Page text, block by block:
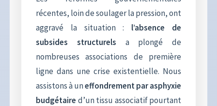
récentes, loin de soulager la pression, ont
aggravé la situation : l’absence de
subsides structurels a plongé de
nombreuses associations de première
ligne dans une crise existentielle. Nous
assistons à uneffondrement par asphyxie
budgétaire d’un tissu associatif pourtant